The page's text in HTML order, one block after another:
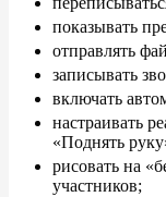
показывать
отправлять
записывать
включать
настраивать
«Поднять руку
рисовать на «
участников;